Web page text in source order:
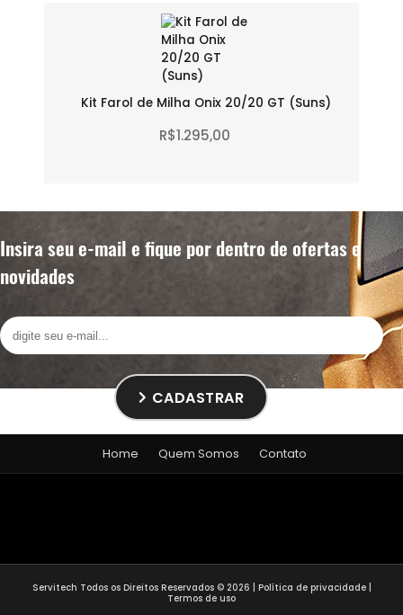
Kit Farol de Milha Onix 20/20 GT (Suns)
R$1.295,00
Insira seu e-mail e fique por dentro de ofertas e
novidades
CADASTRAR
Home Quem Somos Contato
Servitech Todos os Direitos Reservados © 2026 | Política de privacidade|
Termos de uso